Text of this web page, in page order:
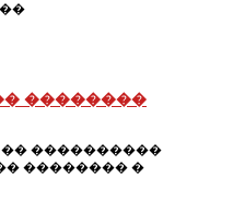
��������
����������
�������� �